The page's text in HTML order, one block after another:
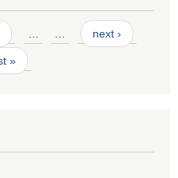
next ›
»